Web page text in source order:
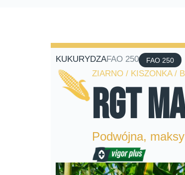
KUKURYDZAFAO 250 FAO 250
ZIARNO / KISZONKA /
RGT
Podwójna,